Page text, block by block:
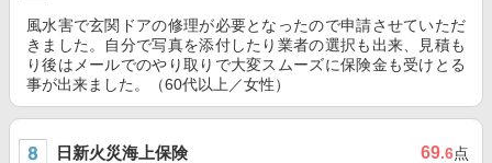
風水害で玄関ドアの修理が必要となったので申請させていただ
きました。自分で写真を添付したり業者の選択も出来、見積も
り後はメールでのやり取りで大変スムーズに保険金も受けとる
事が出来ました。（60代以上／女性）
日新火災海上保険 69.6点